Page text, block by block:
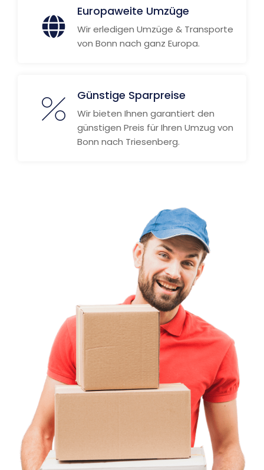
Europaweite Umzüge
Wir erledigen Umzüge & Transporte
von Bonn nach ganz Europa.
Günstige Sparpreise
Wir bieten Ihnen garantiert den
günstigen Preis für Ihren Umzug von
Bonn nach Triesenberg.